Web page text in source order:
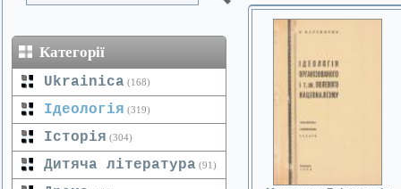
Категорії
Ukrainica (168)
Ідеологія (319)
Історія (304)
Дитяча література (91)